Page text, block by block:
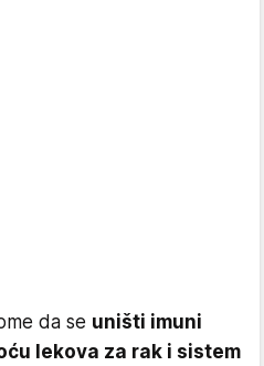
da se uništi imuni
lekova za rak i sistem